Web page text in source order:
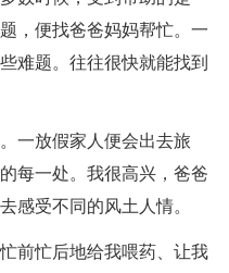
，便找爸爸妈妈帮忙。一
难题。往往很快就能找到
一放假家人便会出去旅
每一处。我很高兴，爸爸
感受不同的风土人情。
前忙后地给我喂药、让我